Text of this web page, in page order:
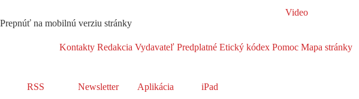
Video
Prepnúť na mobilnú verziu stránky
Kontakty Redakcia Vydavateľ Predplatné Etický kódex Pomoc Mapa stránky
RSS Newsletter Aplikácia iPad